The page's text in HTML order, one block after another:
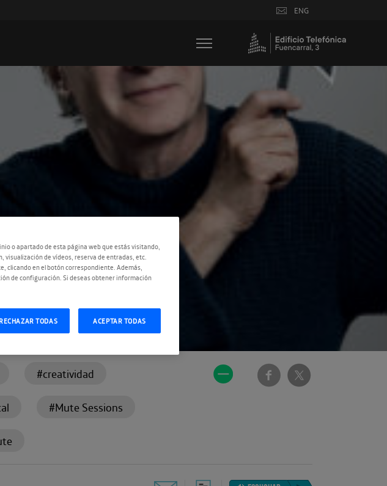
ENG
#creatividad
#Mute Sessions
o apartado de esta página web que estás visitando,
de vídeos, reserva de entradas, etc.
clicando en el botón correspondiente. Además,
de configuración. Si deseas obtener información
TODAS ACEPTAR TODAS